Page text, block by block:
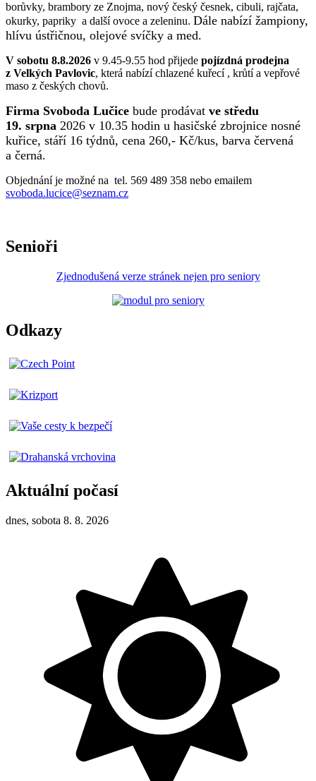
borůvky, brambory ze Znojma, nový český česnek, cibuli, rajčata,
okurky, papriky a další ovoce a zeleninu. Dále nabízí žampiony,
hlívu ústřičnou, olejové svíčky a med.
V sobotu 8.8.2026 v 9.45-9.55 hod přijede pojízdná prodejna
z Velkých Pavlovic, která nabízí chlazené kuřecí , krůtí a vepřové
maso z českých chovů.
Firma Svoboda Lučice bude prodávat ve středu
19. srpna 2026 v 10.35 hodin u hasičské zbrojnice nosné
kuřice, stáří 16 týdnů, cena 260,- Kč/kus, barva červená
a černá.
Objednání je možné na tel. 569 489 358 nebo emailem
svoboda.lucice@seznam.cz
Senioři
Zjednodušená verze stránek nejen pro seniory
Odkazy
Aktuální počasí
dnes, sobota 8. 8. 2026